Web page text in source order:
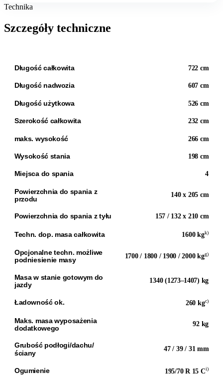
Technika
Szczegóły techniczne
Długość całkowita 722 cm
Długość nadwozia 607 cm
Długość użytkowa 526 cm
Szerokość całkowita 232 cm
maks. wysokość 266 cm
Wysokość stania 198 cm
Miejsca do spania 4
Powierzchnia do spania z
przodu
140 x 205 cm
Powierzchnia do spania z tyłu 157 / 132 x 210 cm
Techn. dop. masa całkowita 1600 kgk)
Opcjonalne techn. możliwe
podniesienie masy
1700 / 1800 / 1900 / 2000 kgg)
Masa w stanie gotowym do
jazdy
1340 (1273–1407) kg
Ładowność ok. 260 kgc)
Maks. masa wyposażenia
dodatkowego
92 kg
Grubość podłogi/dachu/
ściany
47 / 39 / 31 mm
Ogumienie 195/70 R 15 Ci)